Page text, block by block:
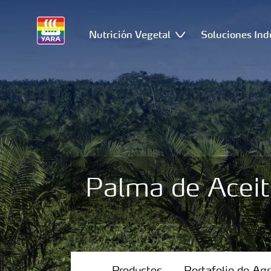
Nutrición Vegetal Soluciones
Palma de
Productos